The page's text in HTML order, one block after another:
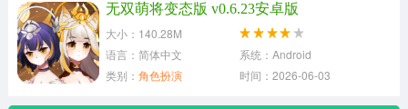
冒险解谜 经营养成
体育竞技
无双萌将变态版 v0.6.23安卓版
大小：140.28M
语言：简体中文
系统：Android
类别： 角色扮演 时间：2026-06-03